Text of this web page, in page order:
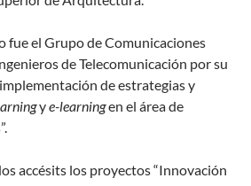
fue el Grupo de Comunicaciones
de Telecomunicación por su
de estrategias y
ye-learningen el área de
accésits los proyectos “Innovación